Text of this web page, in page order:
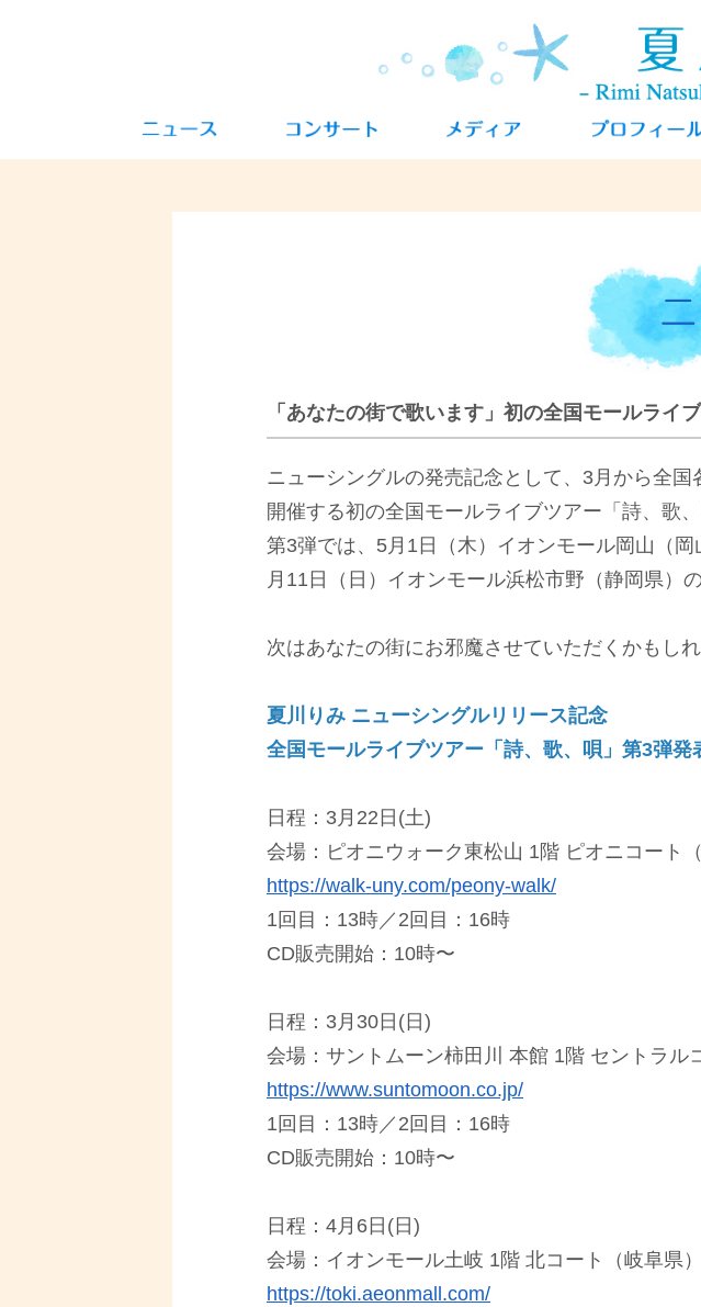
「あなたの街で歌います」初の全国モールライ
ニューシングルの発売記念として、3月から全
開催する初の全国モールライブツアー「詩、歌
第3弾では、5月1日（木）イオンモール岡山（
月11日（日）イオンモール浜松市野（静岡県）
次はあなたの街にお邪魔させていただくかもし
夏川りみ ニューシングルリリース記念
全国モールライブツアー「詩、歌、唄」第3弾発
日程：3⽉22⽇(⼟)
会場：ピオニウォーク東松山 1階 ピオニコート（
https://walk-uny.com/peony-walk/
1回⽬：13時／2回⽬：16時
CD販売開始：10時〜
日程：3⽉30⽇(⽇)
会場：サントムーン柿田川 本館 1階 セントラル
https://www.suntomoon.co.jp/
1回⽬：13時／2回⽬：16時
CD販売開始：10時〜
日程：4月6日(日)
会場：イオンモール土岐 1階 北コート（岐阜県）
https://toki.aeonmall.com/